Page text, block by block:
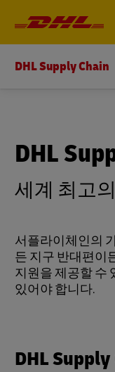
DHL Supply Chain
DHL
세계 최고
서플라이체인의
든 지구 반대편이
지원을 제공할 수
있어야 합니다.
DHL